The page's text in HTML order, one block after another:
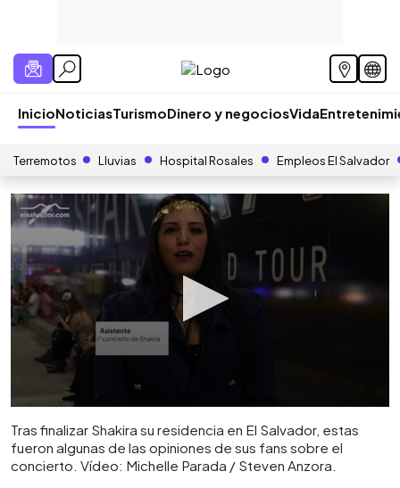
InicioNoticiasTurismoDinero y negociosVida
Terremotos Lluvias Hospital Rosales Empleos El Salvador
Tras finalizar Shakira su residencia en El Salvador, estas
fueron algunas de las opiniones de sus fans sobre el
concierto. Vídeo: Michelle Parada / Steven Anzora.